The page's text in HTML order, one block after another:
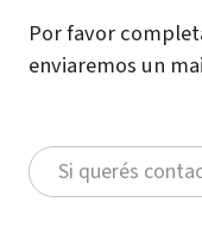
Por favor
enviaremos un
Si querés